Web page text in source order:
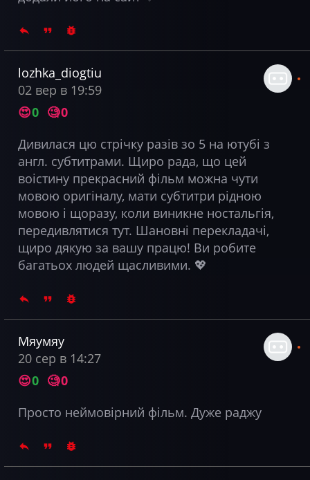
lozhka_diogtiu
02 вер в 19:59
😍0 🧐0
Дивилася цю стрічку разів зо 5 на ютубі з
англ. субтитрами. Щиро рада, що цей
воістину прекрасний фільм можна чути
мовою оригіналу, мати субтитри рідною
мовою і щоразу, коли виникне ностальгія,
передивлятися тут. Шановні перекладачі,
щиро дякую за вашу працю! Ви робите
багатьох людей щасливими. 💖
Мяумяу
20 сер в 14:27
😍0 🧐0
Просто неймовірний фільм. Дуже раджу